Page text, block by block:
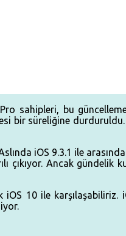
sahipleri, bu
bir süreliğine
iOS 9.3.1 ile
Ancak gündelik
10 ile karşılaşabiliriz.